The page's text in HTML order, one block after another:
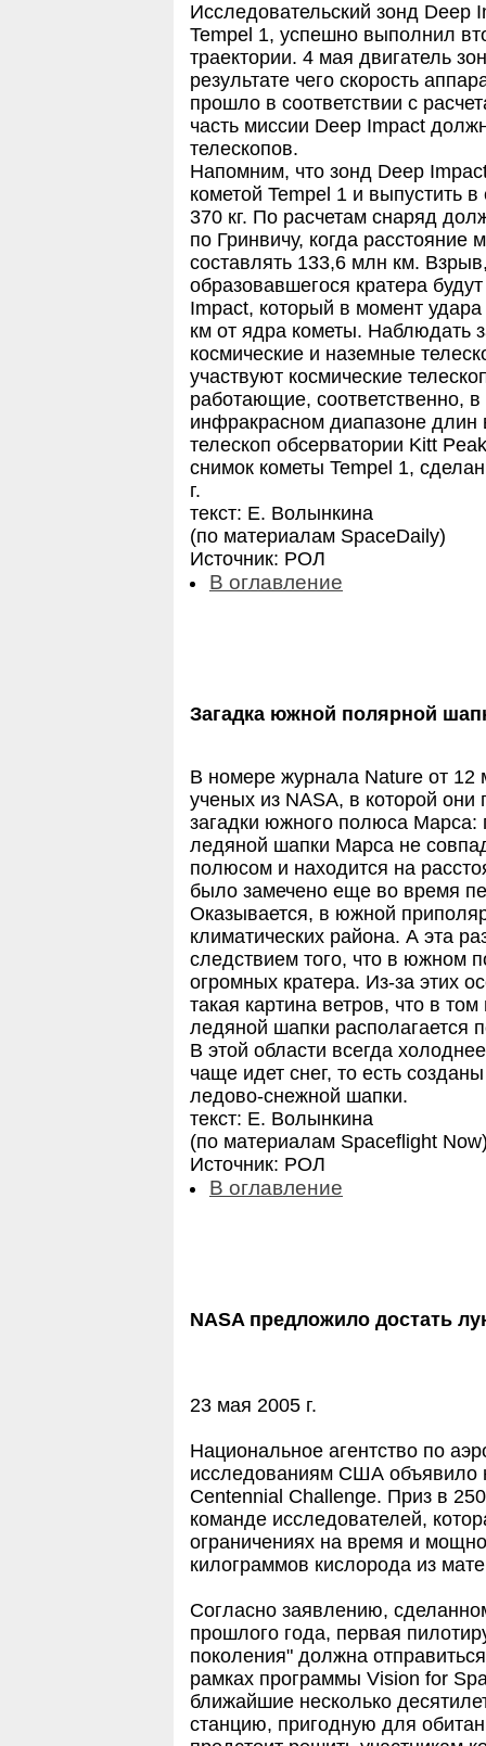
Исследовательский зонд Deep
Tempel 1, успешно выполнил
траектории. 4 мая двигатель
результате чего скорость
прошло в соответствии с
часть миссии Deep Impact
телескопов.
Напомним, что зонд Deep
кометой Tempel 1 и выпустить
370 кг. По расчетам снаряд
по Гринвичу, когда
составлять 133,6 млн км.
образовавшегося кратера
Impact, который в момент
км от ядра кометы. Наблюдать
космические и наземные
участвуют космические
работающие, соответственно,
инфракрасном диапазоне
телескоп обсерватории Kitt
снимок кометы Tempel 1,
г.
текст: Е. Волынкина
(по материалам SpaceDaily)
Источник: РОЛ
В оглавление
Загадка южной полярной
В номере журнала Nature от 12
ученых из NASA, в которой
загадки южного полюса
ледяной шапки Марса не
полюсом и находится на
было замечено еще во время
Оказывается, в южной
климатических района. А эта
следствием того, что в южном
огромных кратера. Из-за этих
такая картина ветров, что в
ледяной шапки располагается
В этой области всегда
чаще идет снег, то есть
ледово-снежной шапки.
текст: Е. Волынкина
(по материалам Spaceflight
Источник: РОЛ
В оглавление
NASA предложило достать
23 мая 2005 г.
Национальное агентство по
исследованиям США объявило
Centennial Challenge. Приз в
команде исследователей,
ограничениях на время и
килограммов кислорода из
Согласно заявлению,
прошлого года, первая
поколения" должна
рамках программы Vision for
ближайшие несколько
станцию, пригодную для